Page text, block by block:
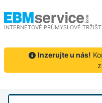
INTERNETOVÉ PRŮMYSLOVÉ
Inzerujte u nás!